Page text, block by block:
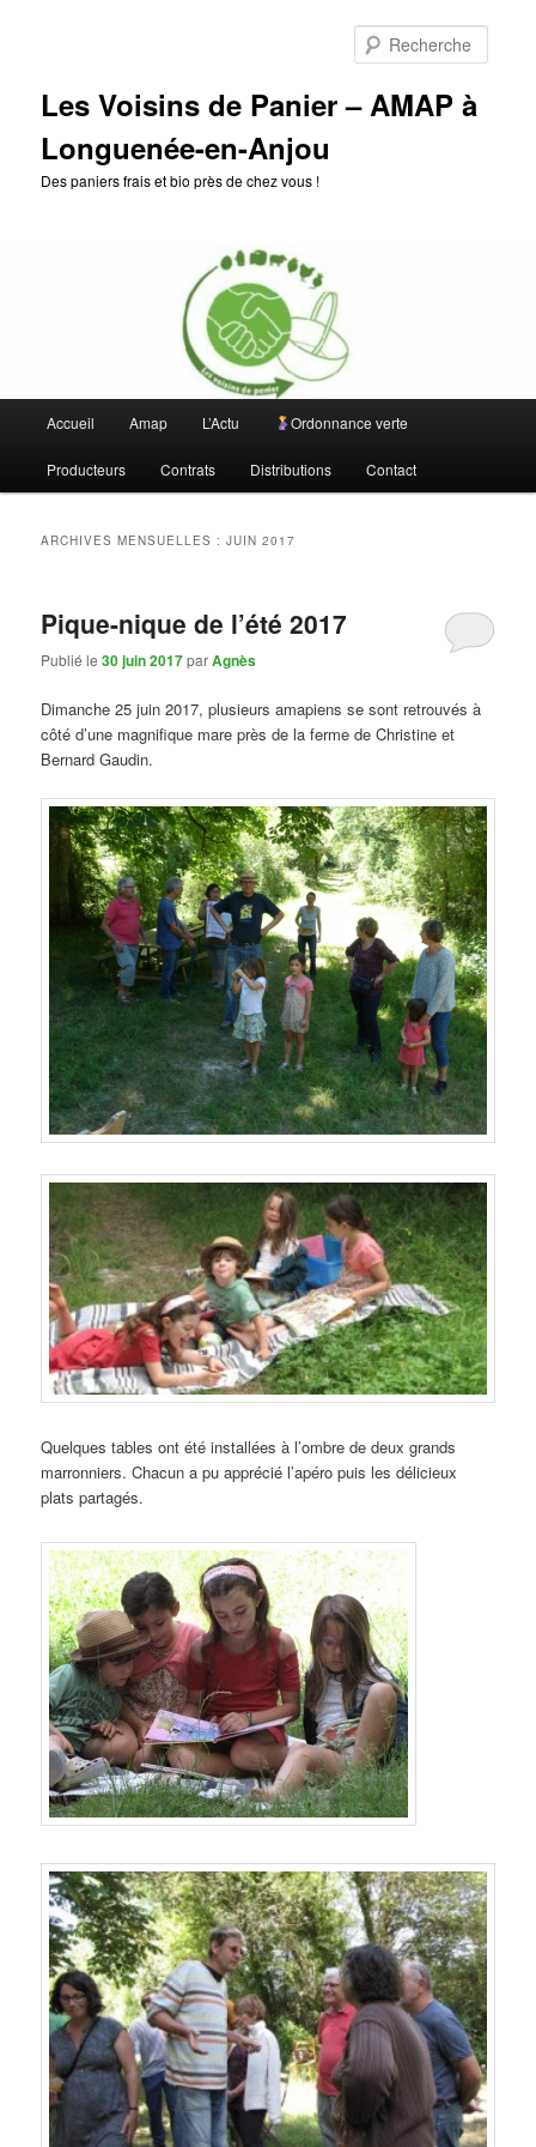
Les Voisins de Panier – AMAP à
Longuenée-en-Anjou
Des paniers frais et bio près de chez vous !
principal
Accueil Amap L’Actu Ordonnance verte
Producteurs Contrats Distributions Contact
ARCHIVES MENSUELLES :JUIN 2017
Pique-nique de l’été 2017
Publié le30 juin 2017parAgnès
Dimanche 25 juin 2017, plusieurs amapiens se sont retrouvés à
côté d’une magnifique mare près de la ferme de Christine et
Bernard Gaudin.
Quelques tables ont été installées à l’ombre de deux grands
marronniers. Chacun a pu apprécié l’apéro puis les délicieux
plats partagés.